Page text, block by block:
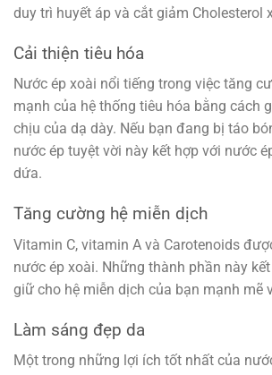
duy trì huyết áp và cắt giảm Cholesterol
Cải thiện tiêu hóa
Nước ép xoài nổi tiếng trong việc tăng
mạnh của hệ thống tiêu hóa bằng cách
chịu của dạ dày. Nếu bạn đang bị táo
nước ép tuyệt vời này kết hợp với nước
dứa.
Tăng cường hệ miễn dịch
Vitamin C, vitamin A và Carotenoids
nước ép xoài. Những thành phần này
giữ cho hệ miễn dịch của bạn mạnh mẽ
Làm sáng đẹp da
Một trong những lợi ích tốt nhất của